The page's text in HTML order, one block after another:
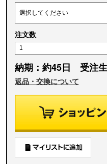
注文数
納期：約45日 受注
返品・交換について